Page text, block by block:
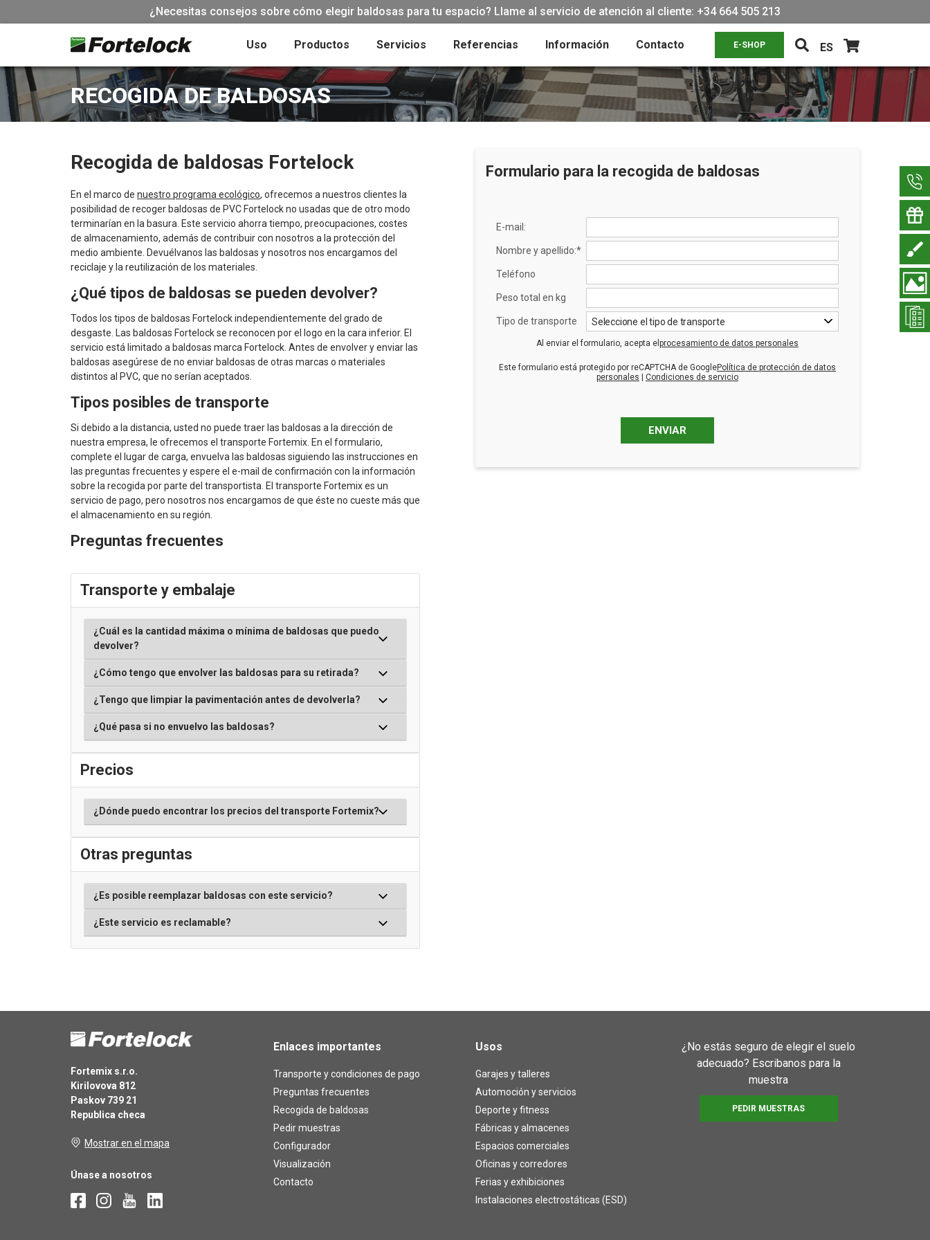
¿Necesitas consejos sobre cómo elegir baldosas para tu espacio? Llame al servicio de atención al cliente: +34 664 505 213
Uso Productos Servicios Referencias Información Contacto E-SHOP ES
RECOGIDA DE BALDOSAS
Recogida de baldosas Fortelock
En el marco de nuestro programa ecológico, ofrecemos a nuestros clientes la
posibilidad de recoger baldosas de PVC Fortelock no usadas que de otro modo
terminarían en la basura. Este servicio ahorra tiempo, preocupaciones, costes
de almacenamiento, además de contribuir con nosotros a la protección del
medio ambiente. Devuélvanos las baldosas y nosotros nos encargamos del
reciclaje y la reutilización de los materiales.
¿Qué tipos de baldosas se pueden devolver?
Todos los tipos de baldosas Fortelock independientemente del grado de
desgaste. Las baldosas Fortelock se reconocen por el logo en la cara inferior. El
servicio está limitado a baldosas marca Fortelock. Antes de envolver y enviar las
baldosas asegúrese de no enviar baldosas de otras marcas o materiales
distintos al PVC, que no serían aceptados.
Tipos posibles de transporte
Si debido a la distancia, usted no puede traer las baldosas a la dirección de
nuestra empresa, le ofrecemos el transporte Fortemix. En el formulario,
complete el lugar de carga, envuelva las baldosas siguiendo las instrucciones en
las preguntas frecuentes y espere el e-mail de confirmación con la información
sobre la recogida por parte del transportista. El transporte Fortemix es un
servicio de pago, pero nosotros nos encargamos de que éste no cueste más que
el almacenamiento en su región.
Preguntas frecuentes
Transporte y embalaje
¿Cuál es la cantidad máxima o mínima de baldosas que puedo
devolver?
¿Cómo tengo que envolver las baldosas para su retirada?
¿Tengo que limpiar la pavimentación antes de devolverla?
¿Qué pasa si no envuelvo las baldosas?
Precios
¿Dónde puedo encontrar los precios del transporte Fortemix?
Otras preguntas
¿Es posible reemplazar baldosas con este servicio?
¿Este servicio es reclamable?
Formulario para la recogida de baldosas
E-mail:
Nombre y apellido:*
Teléfono
Peso total en kg
Tipo de transporte Seleccione el tipo de transporte
Al enviar el formulario, acepta el procesamiento de datos personales
Este formulario está protegido por reCAPTCHA de GooglePolítica de protección de datos
personales | Condiciones de servicio
Fortemix s.r.o.
Kirilovova 812
Paskov 739 21
Republica checa
Mostrar en el mapa
Únase a nosotros
Enlaces importantes
Transporte y condiciones de pago
Preguntas frecuentes
Recogida de baldosas
Pedir muestras
Configurador
Visualización
Contacto
Usos
Garajes y talleres
Automoción y servicios
Deporte y fitness
Fábricas y almacenes
Espacios comerciales
Oficinas y corredores
Ferias y exhibiciones
Instalaciones electrostáticas (ESD)
¿No estás seguro de elegir el suelo
adecuado? Escribanos para la
muestra
PEDIR MUESTRAS